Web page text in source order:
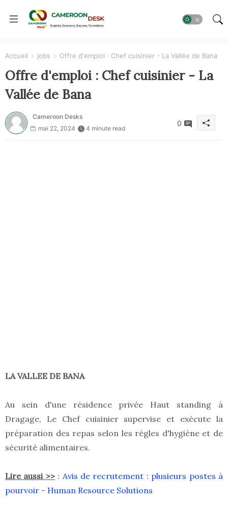
Accueil jobs Offre d'emploi : Chef cuisinier - La Vallée de Bana
Offre d'emploi : Chef cuisinier - La
Vallée de Bana
Cameroon Desks
mai 22, 2024
4 minute read
0
LA VALLEE DE BANA
Au sein d'une résidence privée Haut standing à
Dragage, Le Chef cuisinier supervise et exécute la
préparation des repas selon les règles d'hygiène et de
sécurité alimentaires.
Lire aussi >>: Avis de recrutement : plusieurs postes à
pourvoir - Human Resource Solutions